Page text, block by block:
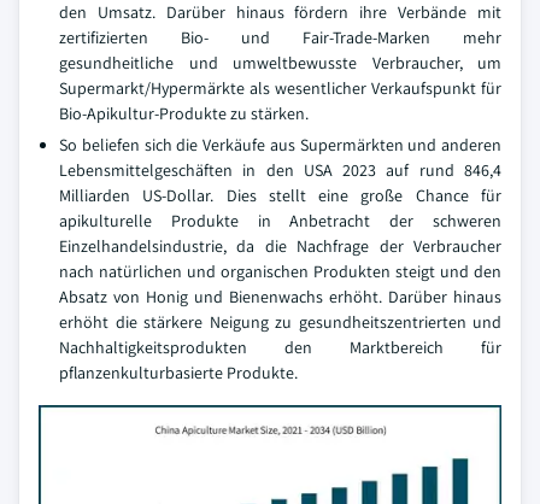
den Umsatz. Darüber hinaus fördern ihre Verbände mit
zertifizierten Bio- und Fair-Trade-Marken mehr
gesundheitliche und umweltbewusste Verbraucher, um
Supermarkt/Hypermärkte als wesentlicher Verkaufspunkt für
Bio-Apikultur-Produkte zu stärken.
So beliefen sich die Verkäufe aus Supermärkten und anderen
Lebensmittelgeschäften in den USA 2023 auf rund 846,4
Milliarden US-Dollar. Dies stellt eine große Chance für
apikulturelle Produkte in Anbetracht der schweren
Einzelhandelsindustrie, da die Nachfrage der Verbraucher
nach natürlichen und organischen Produkten steigt und den
Absatz von Honig und Bienenwachs erhöht. Darüber hinaus
erhöht die stärkere Neigung zu gesundheitszentrierten und
Nachhaltigkeitsprodukten den Marktbereich für
pflanzenkulturbasierte Produkte.